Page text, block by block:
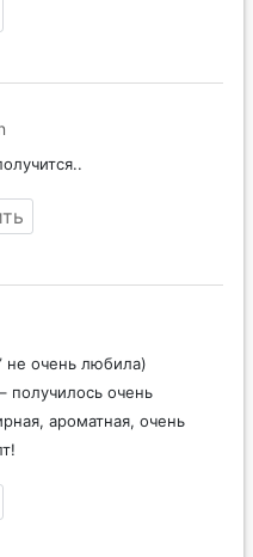
не очень любила)
получилось очень
ароматная, очень